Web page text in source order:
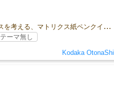
人のセンスを考える、マトリクス紙ペンクイズゲーム
テーマ無し
Kodaka OtonaShi